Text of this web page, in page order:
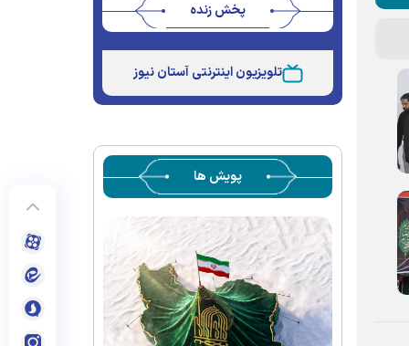
پخش زنده
تلویزیون اینترنتی آستان نیوز
پویش ها